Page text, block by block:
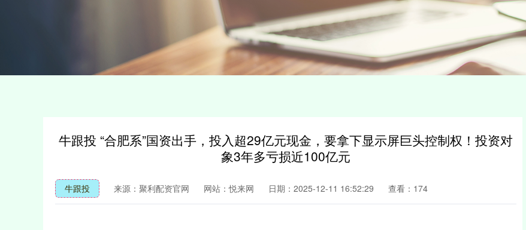
牛跟投 “合肥系”国资出手，投入超29亿元现金，要拿下显示屏巨头控制权！投资对
象3年多亏损近100亿元
牛跟投 来源：聚利配资官网 网站：悦来网 日期：2025-12-11 16:52:29 查看：174